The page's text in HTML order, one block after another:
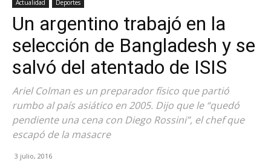
Actualidad Deportes
Un argentino trabajó en la
selección de Bangladesh y se
salvó del atentado de ISIS
Ariel Colman es un preparador físico que partió
rumbo al país asiático en 2005. Dijo que le “quedó
pendiente una cena con Diego Rossini”, el chef que
escapó de la masacre
3 julio, 2016